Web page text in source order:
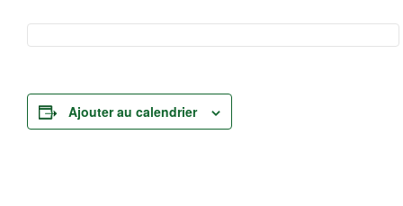
Ajouter au calendrier